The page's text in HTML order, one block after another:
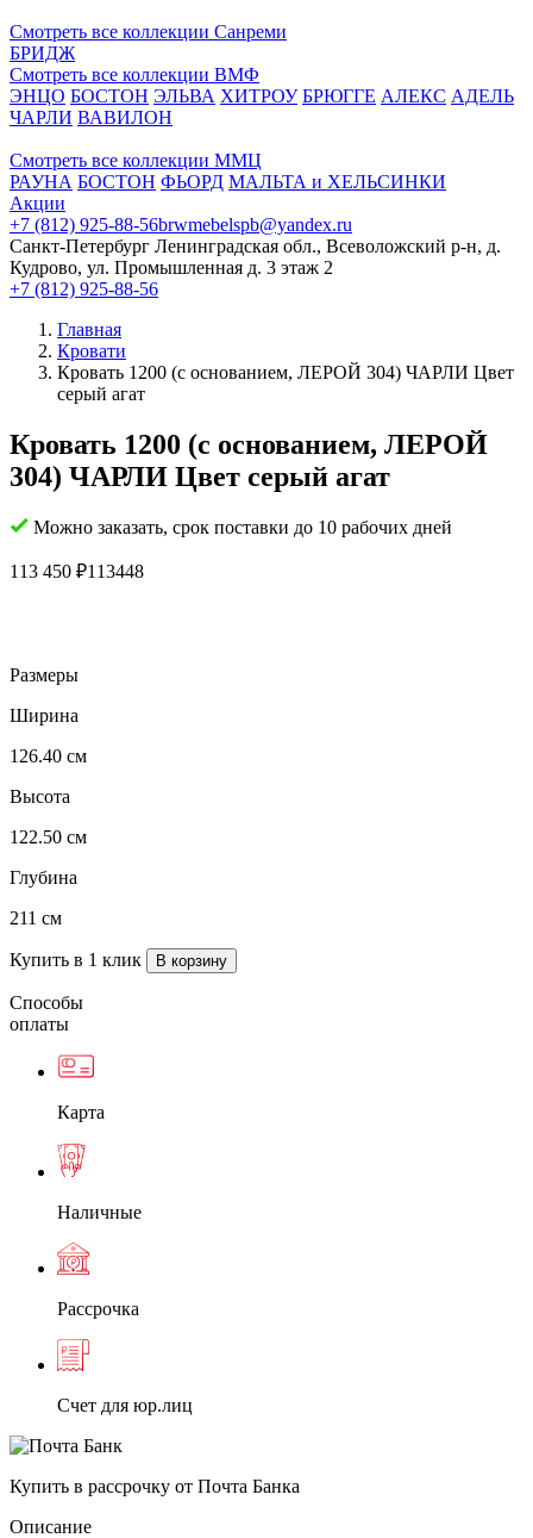
Смотреть все коллекции Санреми
БРИДЖ
Смотреть все коллекции ВМФ
ЭНЦО БОСТОН ЭЛЬВА ХИТРОУ БРЮГГЕ АЛЕКС АДЕЛЬ
ЧАРЛИ ВАВИЛОН
Смотреть все коллекции ММЦ
РАУНА БОСТОН ФЬОРД МАЛЬТА и ХЕЛЬСИНКИ
Акции
+7 (812) 925-88-56brwmebelspb@yandex.ru
Санкт-Петербург Ленинградская обл., Всеволожский р-н, д.
Кудрово, ул. Промышленная д. 3 этаж 2
+7 (812) 925-88-56
Главная
Кровати
Кровать 1200 (с основанием, ЛЕРОЙ 304) ЧАРЛИ Цвет
серый агат
Кровать 1200 (с основанием, ЛЕРОЙ
304) ЧАРЛИ Цвет серый агат
Можно заказать, срок поставки до 10 рабочих дней
113 450 ₽113448
Размеры
Ширина
126.40 см
Высота
122.50 см
Глубина
211 см
Купить в 1 клик
Способы
оплаты
Карта
Наличные
Рассрочка
Счет для юр.лиц
Купить в рассрочку от Почта Банка
Описание